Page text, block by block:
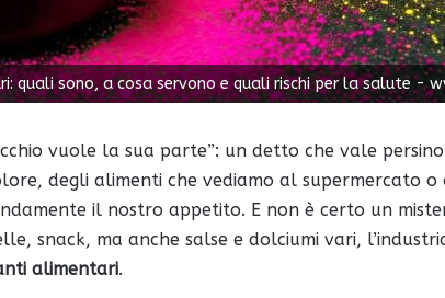
quali sono, a cosa servono e quali rischi per la salute -
vuole la sua parte”: un detto che vale
degli alimenti che vediamo al supermercato
il nostro appetito. E non è certo un
snack, ma anche salse e dolciumi vari,
alimentari.